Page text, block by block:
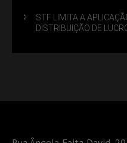
STF LIMITA A
DISTRIBUIÇÃO DE